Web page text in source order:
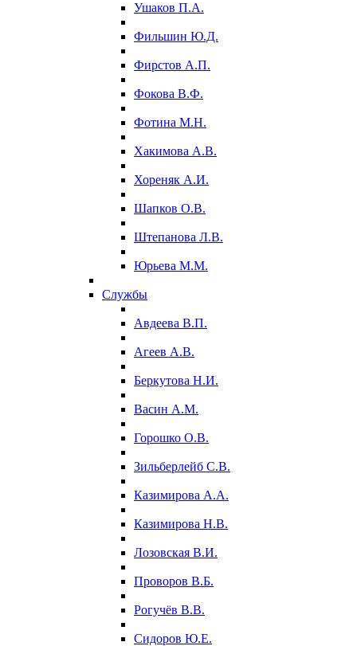
Ушаков П.А.
Фильшин Ю.Д.
Фирстов А.П.
Фокова В.Ф.
Фотина М.Н.
Хакимова А.В.
Хореняк А.И.
Шапков О.В.
Штепанова Л.В.
Юрьева М.М.
Службы
Авдеева В.П.
Агеев А.В.
Беркутова Н.И.
Васин А.М.
Горошко О.В.
Зильберлейб С.В.
Казимирова А.А.
Казимирова Н.В.
Лозовская В.И.
Проворов В.Б.
Рогучёв В.В.
Сидоров Ю.Е.